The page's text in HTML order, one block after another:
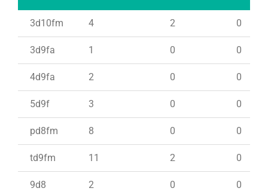
3d10fm 4 2 0
3d9fa 1 0 0
4d9fa 2 0 0
5d9f 3 0 0
pd8fm 8 0 0
td9fm 11 2 0
9d8 2 0 0